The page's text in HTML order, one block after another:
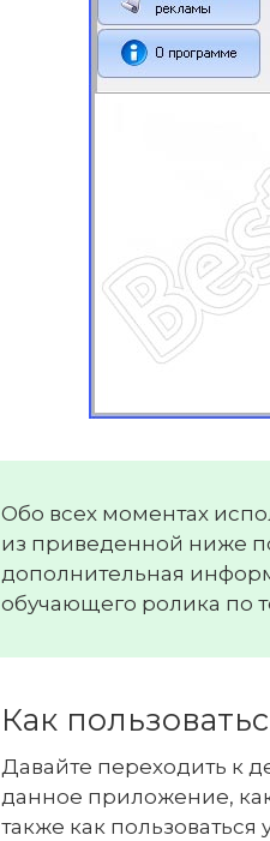
Обо всех моментах
из приведенной ниже
дополнительная
обучающего ролика по
Как
Давайте переходить к
данное приложение,
также как